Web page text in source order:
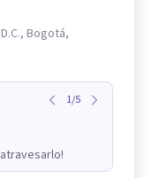
Bogotá,
1/5